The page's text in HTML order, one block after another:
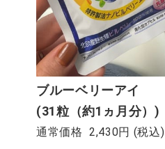
ブルーベリーアイ
(31粒（約1ヵ月分）)
通常価格 2,430円 (税込)